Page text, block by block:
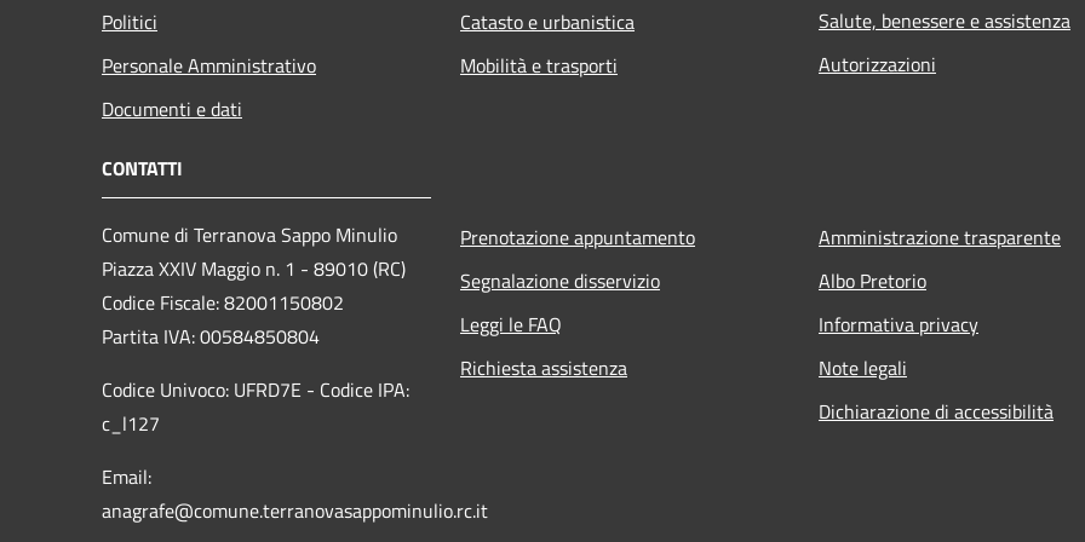
Politici
Personale Amministrativo
Documenti e dati
Catasto e urbanistica
Mobilità e trasporti
Salute, benessere e assistenza
Autorizzazioni
CONTATTI
Comune di Terranova Sappo Minulio
Piazza XXIV Maggio n. 1 - 89010 (RC)
Codice Fiscale: 82001150802
Partita IVA: 00584850804
Codice Univoco: UFRD7E - Codice IPA:
c_l127
Email:
anagrafe@comune.terranovasappominulio.rc.it
Prenotazione appuntamento
Segnalazione disservizio
Leggi le FAQ
Richiesta assistenza
Amministrazione trasparente
Albo Pretorio
Informativa privacy
Note legali
Dichiarazione di accessibilità